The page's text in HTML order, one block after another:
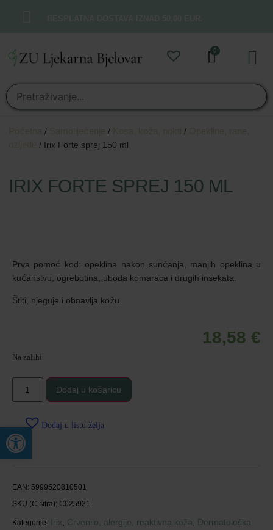
0
/ / /
/ Irix Forte sprej 150 ml
IRIX FORTE SPREJ 150 ML
Prva pomoć kod: opeklina nakon sunčanja, manjih opeklina u
kućanstvu, ogrebotina, uboda komaraca i drugih insekata.
Štiti, njeguje i obnavlja kožu.
18,58 €
Na zalihi
Dodaj u košaricu
Dodaj u listu želja
EAN: 5999520810501
SKU (C šifra): C025921
Kategorije: Irix Crvenilo, alergije, reaktivna koža
Dermatološka
Open toolbar